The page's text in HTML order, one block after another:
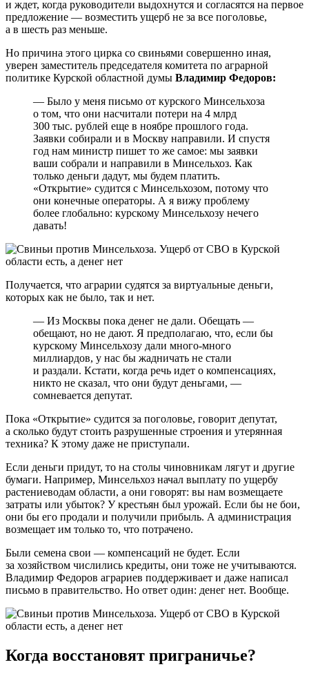
и ждет, когда руководители выдохнутся и согласятся на первое
предложение — возместить ущерб не за все поголовье,
а в шесть раз меньше.
Но причина этого цирка со свиньями совершенно иная,
уверен заместитель председателя комитета по аграрной
политике Курской областной думы Владимир Федоров:
— Было у меня письмо от курского Минсельхоза
о том, что они насчитали потери на 4 млрд
300 тыс. рублей еще в ноябре прошлого года.
Заявки собирали и в Москву направили. И спустя
год нам министр пишет то же самое: мы заявки
ваши собрали и направили в Минсельхоз. Как
только деньги дадут, мы будем платить.
«Открытие» судится с Минсельхозом, потому что
они конечные операторы. А я вижу проблему
более глобально: курскому Минсельхозу нечего
давать!
Получается, что аграрии судятся за виртуальные деньги,
которых как не было, так и нет.
— Из Москвы пока денег не дали. Обещать —
обещают, но не дают. Я предполагаю, что, если бы
курскому Минсельхозу дали много-много
миллиардов, у нас бы жадничать не стали
и раздали. Кстати, когда речь идет о компенсациях,
никто не сказал, что они будут деньгами, —
сомневается депутат.
Пока «Открытие» судится за поголовье, говорит депутат,
а сколько будут стоить разрушенные строения и утерянная
техника? К этому даже не приступали.
Если деньги придут, то на столы чиновникам лягут и другие
бумаги. Например, Минсельхоз начал выплату по ущербу
растениеводам области, а они говорят: вы нам возмещаете
затраты или убыток? У крестьян был урожай. Если бы не бои,
они бы его продали и получили прибыль. А администрация
возмещает им только то, что потрачено.
Были семена свои — компенсаций не будет. Если
за хозяйством числились кредиты, они тоже не учитываются.
Владимир Федоров аграриев поддерживает и даже написал
письмо в правительство. Но ответ один: денег нет. Вообще.
Когда восстановят приграничье?